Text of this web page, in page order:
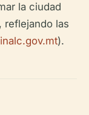
la ciudad
reflejando las
).